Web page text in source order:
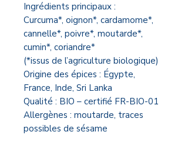
Ingrédients principaux :
Curcuma*, oignon*, cardamome*,
cannelle*, poivre*, moutarde*,
cumin*, coriandre*
(*issus de l’agriculture biologique)
Origine des épices : Égypte,
France, Inde, Sri Lanka
Qualité : BIO – certifié FR-BIO-01
Allergènes : moutarde, traces
possibles de sésame